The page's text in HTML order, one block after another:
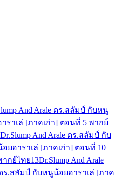
And Arale ดร.สลัมป์ กับหนู
ราเล่ [ภาคเก่า] ตอนที่ 5 พากย์
Dr.Slump And Arale ดร.สลัมป์ กับ
อยอาราเล่ [ภาคเก่า] ตอนที่ 10
ากย์ไทย13Dr.Slump And Arale
ดร.สลัมป์ กับหนูน้อยอาราเล่ [ภาค